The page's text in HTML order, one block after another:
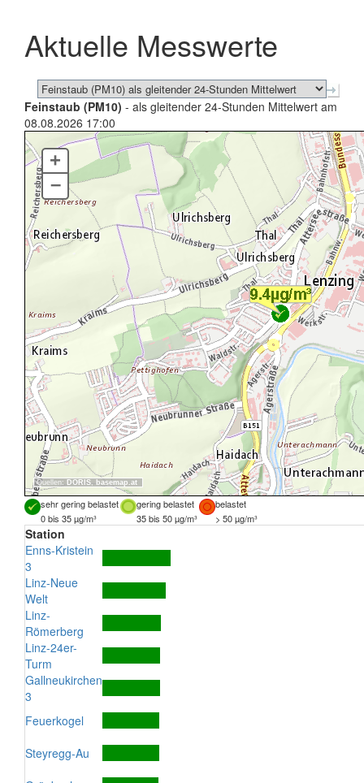
schließen
Aktuelle Messwerte
Feinstaub (PM10) - als gleitender 24-Stunden Mittelwert am
08.08.2026 17:00
Quellen: DORIS, basemap.at
+
–
sehr gering belastet gering belastet
belastet
0 bis 35 µg/m³
35 bis 50 µg/m³ > 50 µg/m³
Station
Enns-Kristein
3
Linz-Neue
Welt
Linz-
Römerberg
Linz-24er-
Turm
Gallneukirchen
3
Feuerkogel
Steyregg-Au